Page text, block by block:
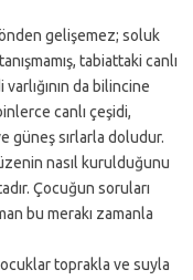
gelişemez; soluk
tabiattaki canlı
da bilincine
canlı çeşidi,
güneş sırlarla doludur.
nasıl kurulduğunu
Çocuğun soruları
bu merakı zamanla
toprakla ve suyla